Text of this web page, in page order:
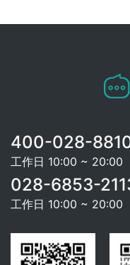
400-028-
工作日 10:00 ~ 20:00
028-6853-
工作日 10:00 ~ 20:00